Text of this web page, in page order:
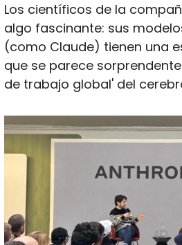
Los científicos de la
algo fascinante: sus
(como Claude) tienen una
que se parece
de trabajo global' del